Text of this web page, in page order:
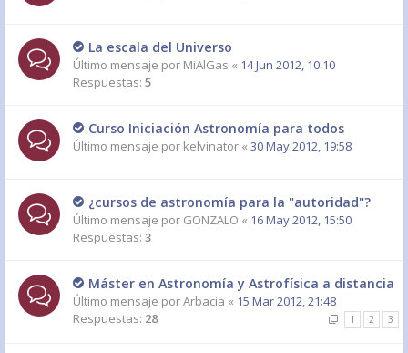
La escala del Universo
Último mensaje por MiAlGas « 14 Jun 2012, 10:10
Respuestas: 5
Curso Iniciación Astronomía para todos
Último mensaje por kelvinator « 30 May 2012, 19:58
¿cursos de astronomía para la "autoridad"?
Último mensaje por GONZALO « 16 May 2012, 15:50
Respuestas: 3
Máster en Astronomía y Astrofísica a distancia
Último mensaje porArbacia « 15 Mar 2012, 21:48
Respuestas: 28 1 2 3